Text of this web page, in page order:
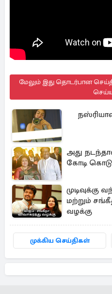
மேலும் இது தொடர்பான
அது
கோடி
முடிவுக்கு
மற்றும்
வழக்கு
முக்கிய செய்திகள்